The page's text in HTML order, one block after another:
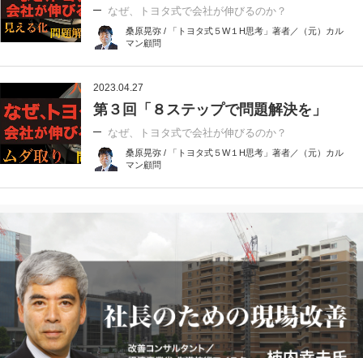
なぜ、トヨタ式で会社が伸びるのか？
桑原晃弥 / 「トヨタ式５W１H思考」著者／（元）カル
マン顧問
2023.04.27
第３回「８ステップで問題解決を」
なぜ、トヨタ式で会社が伸びるのか？
桑原晃弥 / 「トヨタ式５W１H思考」著者／（元）カル
マン顧問